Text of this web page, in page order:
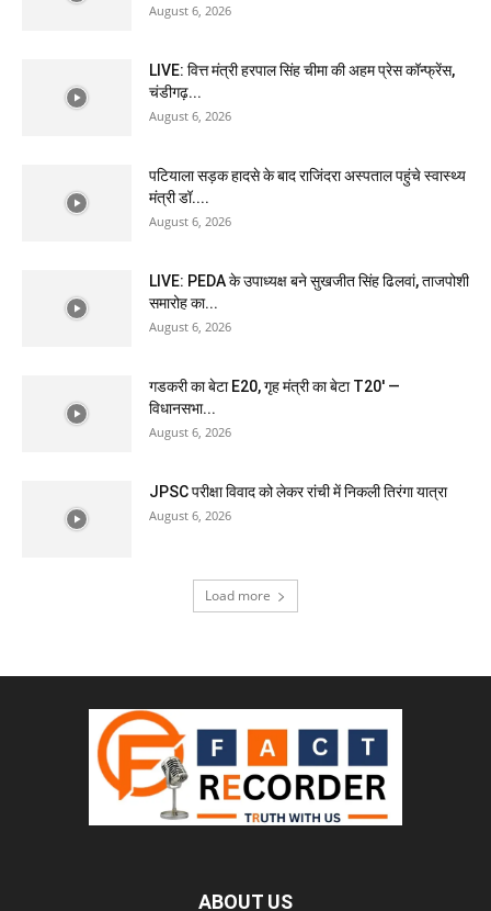
August 6, 2026
LIVE: वित्त मंत्री हरपाल सिंह चीमा की अहम प्रेस कॉन्फ्रेंस,
चंडीगढ़...
August 6, 2026
पटियाला सड़क हादसे के बाद राजिंदरा अस्पताल पहुंचे स्वास्थ्य
मंत्री डॉ....
August 6, 2026
LIVE: PEDA के उपाध्यक्ष बने सुखजीत सिंह ढिलवां, ताजपोशी
समारोह का...
August 6, 2026
गडकरी का बेटा E20, गृह मंत्री का बेटा T20′ —
विधानसभा...
August 6, 2026
JPSC परीक्षा विवाद को लेकर रांची में निकली तिरंगा यात्रा
August 6, 2026
Load more
ABOUT US